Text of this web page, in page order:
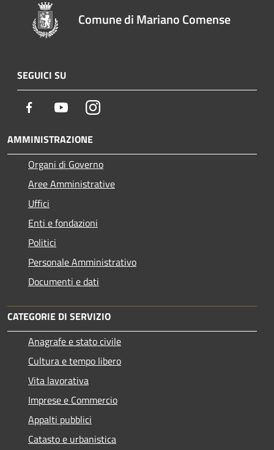
Comune di Mariano Comense
SEGUICI SU
Facebook YoutubeInstagram
AMMINISTRAZIONE
Organi di Governo
Aree Amministrative
Uffici
Enti e fondazioni
Politici
Personale Amministrativo
Documenti e dati
CATEGORIE DI SERVIZIO
Anagrafe e stato civile
Cultura e tempo libero
Vita lavorativa
Imprese e Commercio
Appalti pubblici
Catasto e urbanistica